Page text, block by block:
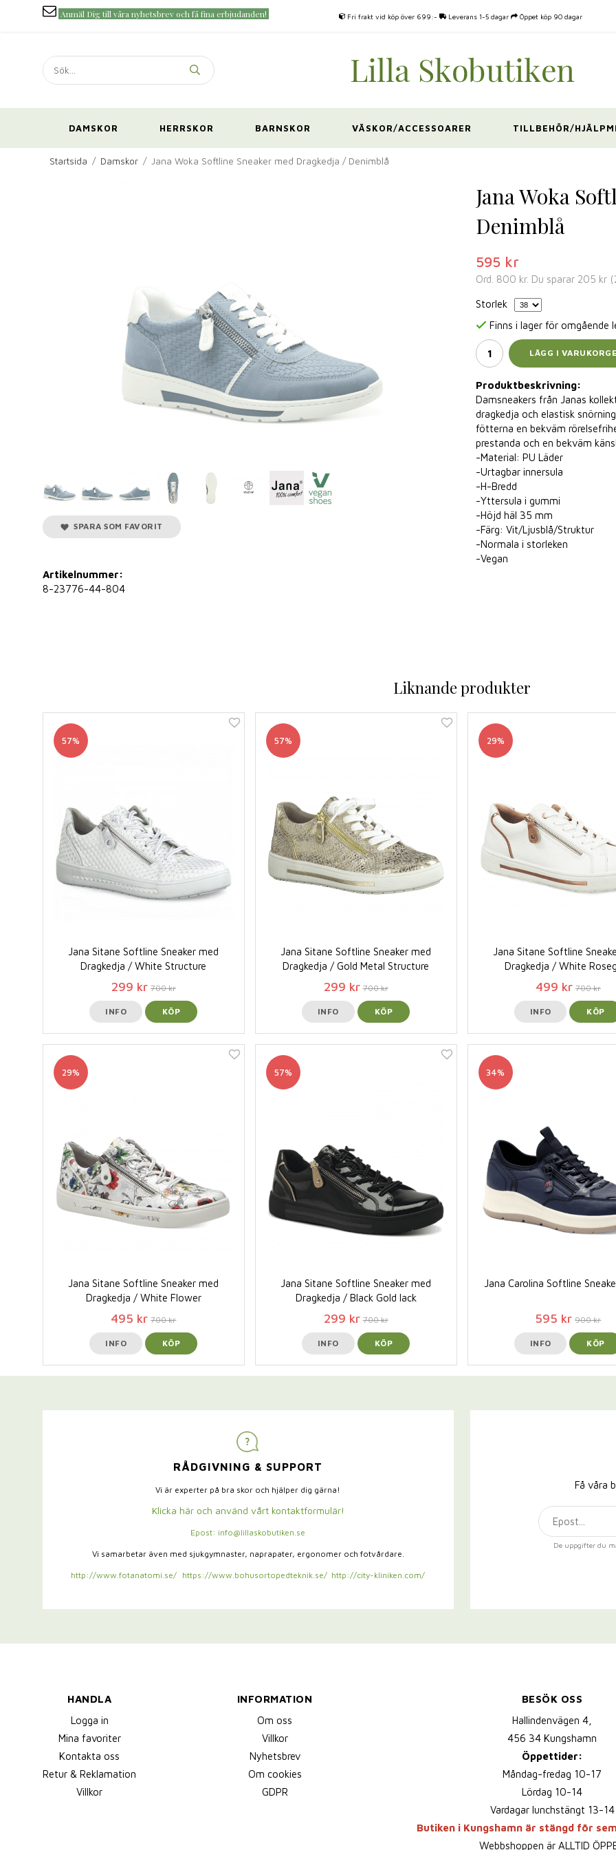
Anmäl Dig till våra nyhetsbrev och få fina erbjudanden! Fri frakt vid köp över 699:- Leverans 1-5 dagar Öppet köp 90 dagar
DAMSKOR HERRSKOR BARNSKOR VÄSKOR/ACCESSOARER TILLBEHÖR/
Startsida / Damskor / Jana Woka Softline Sneaker med Dragkedja / Denimblå
Jana Woka
Denimblå
595 kr
Ord. 800 kr. Du sparar 205 kr (
Storlek
Finns i lager för omgående
LÄGG I
Produktbeskrivning:
Damsneakers från Janas
dragkedja och elastisk
fötterna en bekväm
prestanda och en bekväm
-Material: PU Läder
-Urtagbar innersula
-H-Bredd
-Yttersula i gummi
-Höjd häl 35 mm
-Färg: Vit/Ljusblå/Struktur
-Normala i storleken
-Vegan
SPARA SOM FAVORIT
Artikelnummer:
8-23776-44-804
Liknande produkter
57%
Jana Sitane Softline Sneaker med
Dragkedja / White Structure
299 kr 700 kr
INFO KÖP
57%
Jana Sitane Softline Sneaker med
Dragkedja / Gold Metal Structure
299 kr 700 kr
INFO KÖP
29%
Jana Sitane Softline
Dragkedja / White
499 kr 700 kr
INFO KÖP
29%
Jana Sitane Softline Sneaker med
Dragkedja / White Flower
495 kr 700 kr
INFO KÖP
57%
Jana Sitane Softline Sneaker med
Dragkedja / Black Gold lack
299 kr 700 kr
INFO KÖP
34%
Jana Carolina Softline
595 kr 900 kr
INFO KÖP
RÅDGIVNING & SUPPORT
Vi är experter på bra skor och hjälper dig gärna!
Klicka här och använd vårt kontaktformulär!
Epost: info@lillaskobutiken.se
Vi samarbetar även med sjukgymnaster, naprapater, ergonomer och fotvårdare.
http://www.fotanatomi.se/ https://www.bohusortopedteknik.se/ http://city-kliniken.com/
Få våra
De uppgifter du
HANDLA
Logga in
Mina favoriter
Kontakta oss
Retur & Reklamation
Villkor
INFORMATION
Om oss
Villkor
Nyhetsbrev
Om cookies
GDPR
BESÖK OSS
Hallindenvägen 4,
456 34 Kungshamn
Öppettider:
Måndag-fredag 10-17
Lördag 10-14
Vardagar lunchstängt 13-14
Butiken i Kungshamn är stängd för
Webbshoppen är ALLTID